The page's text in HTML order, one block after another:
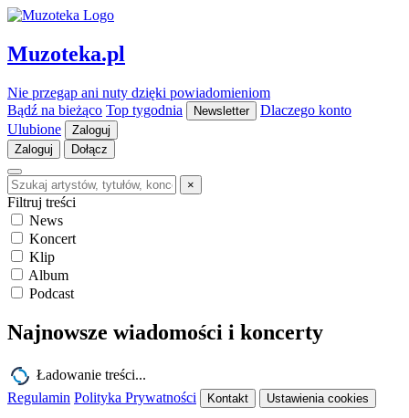
Muzoteka.pl
Nie przegap ani nuty dzięki powiadomieniom
Bądź na bieżąco Top tygodnia Newsletter
Dlaczego konto
Ulubione
Zaloguj
Zaloguj
Dołącz
×
Filtruj treści
News
Koncert
Klip
Album
Podcast
Najnowsze wiadomości i koncerty
Ładowanie treści...
Regulamin Polityka Prywatności Kontakt Ustawienia cookies